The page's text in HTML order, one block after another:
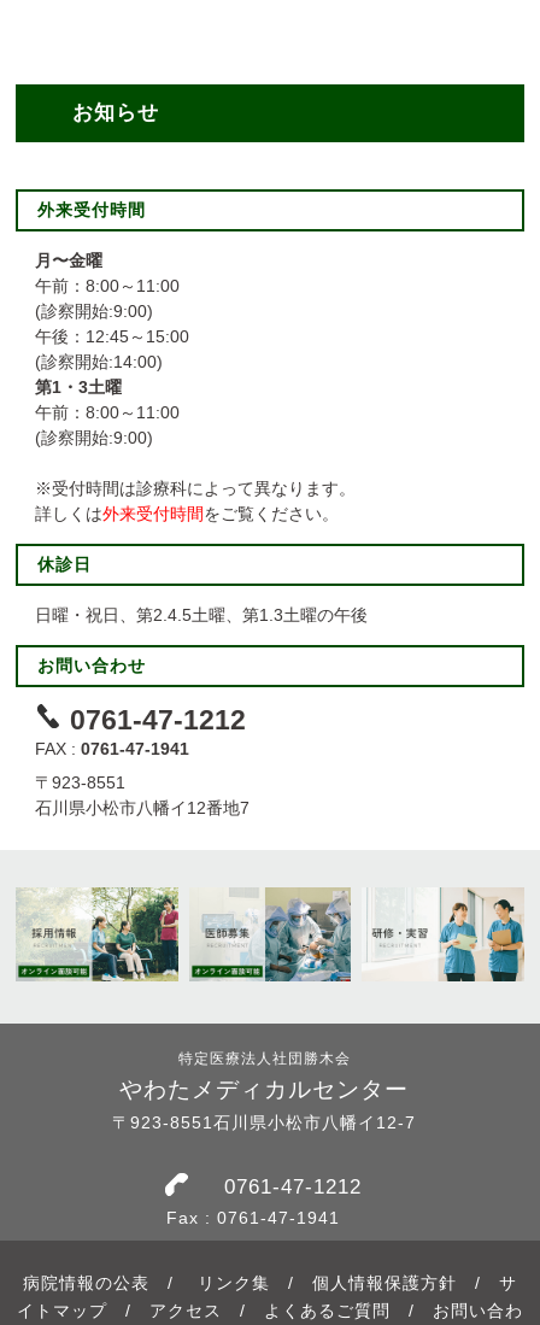
お知らせ
外来受付時間
月〜金曜
午前：8:00～11:00
(診察開始:9:00)
午後：12:45～15:00
(診察開始:14:00)
第1・3土曜
午前：8:00～11:00
(診察開始:9:00)
※受付時間は診療科によって異なります。
詳しくは外来受付時間をご覧ください。
休診日
日曜・祝日、第2.4.5土曜、第1.3土曜の午後
お問い合わせ
0761-47-1212
FAX :0761-47-1941
〒923-8551
石川県小松市八幡イ12番地7
特定医療法人社団勝木会
やわたメディカルセンター
〒923-8551石川県小松市八幡イ12-7
0761-47-1212
Fax : 0761-47-1941
病院情報の公表 / リンク集 / 個人情報保護方針 / サ
イトマップ / アクセス / よくあるご質問 / お問い合わ